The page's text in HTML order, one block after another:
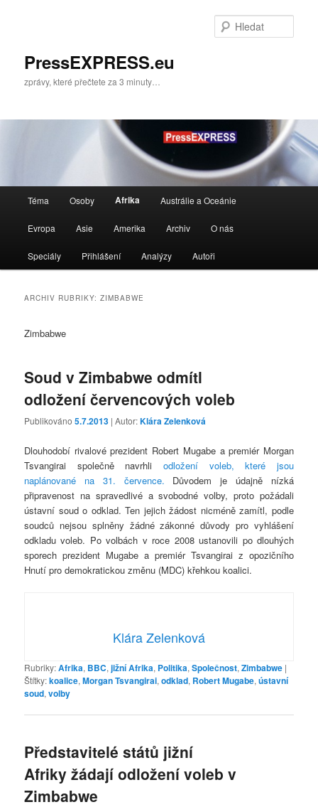
paneluPressEXPRESS.eu
zprávy, které přečtete za 3 minuty…
navigační
Téma Osoby Afrika Austrálie a Oceánie
Evropa Asie Amerika Archiv O nás
Speciály Přihlášení Analýzy Autoři
ARCHIV RUBRIKY:ZIMBABWE
Zimbabwe
Soud v Zimbabwe odmítl
odložení červencových voleb
Publikováno5.7.2013 | Autor:Klára Zelenková
Dlouhodobí rivalové prezident Robert Mugabe a premiér Morgan
Tsvangirai společně navrhli odložení voleb, které jsou
naplánované na 31. července. Důvodem je údajně nízká
připravenost na spravedlivé a svobodné volby, proto požádali
ústavní soud o odklad. Ten jejich žádost nicméně zamítl, podle
soudců nejsou splněny žádné zákonné důvody pro vyhlášení
odkladu voleb. Po volbách v roce 2008 ustanovili po dlouhých
sporech prezident Mugabe a premiér Tsvangirai z opozičního
Hnutí pro demokratickou změnu (MDC) křehkou koalici.
Klára Zelenková
Rubriky:Afrika, BBC,jižní Afrika, Politika,Společnost,Zimbabwe |
Štítky:koalice,Morgan Tsvangirai,odklad, Robert Mugabe,ústavní
soud,volby
Představitelé států jižní
Afriky žádají odložení voleb v
Zimbabwe